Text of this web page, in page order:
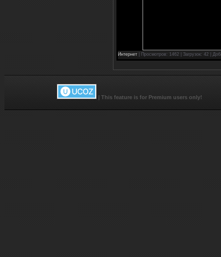
Интернет | Просмотров: 1462 | Загрузок: 42 |
| This feature is for Premium users only!